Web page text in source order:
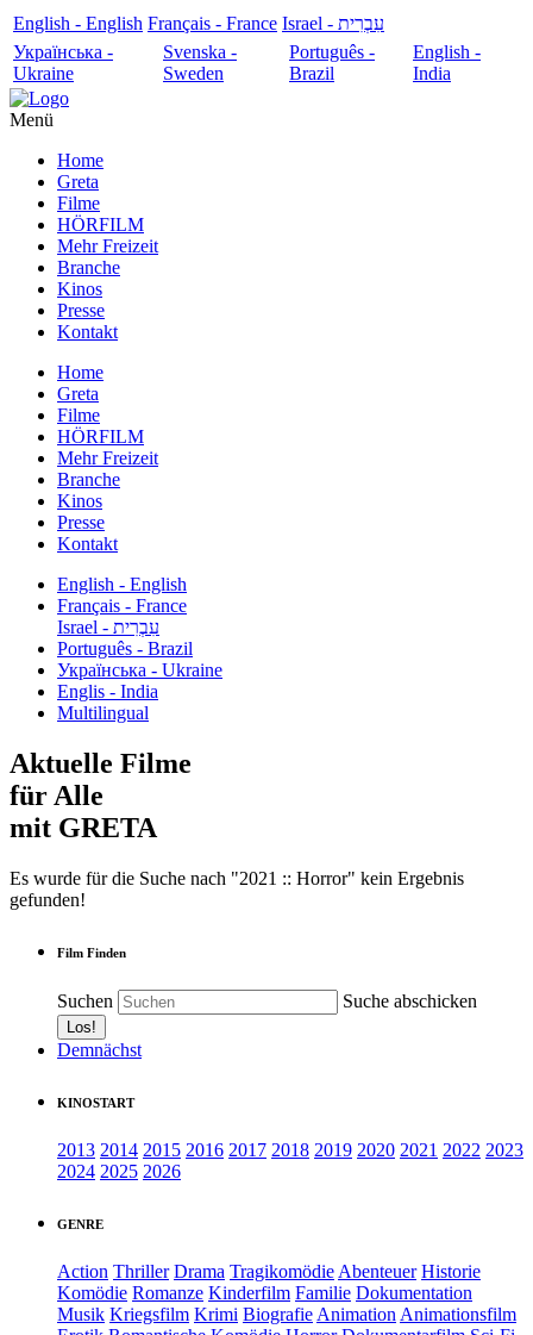
English - English Français - France
עִבְרִית - Israel
Українська -
Ukraine
Svenska -
Sweden
Português -
Brazil
English -
India
Menü
Home
Greta
Filme
HÖRFILM
Mehr Freizeit
Branche
Kinos
Presse
Kontakt
Home
Greta
Filme
HÖRFILM
Mehr Freizeit
Branche
Kinos
Presse
Kontakt
English - English
Français - France
עִבְרִית - Israel
Português - Brazil
Українська - Ukraine
Englis - India
Multilingual
Aktuelle Filme
für Alle
mit GRETA
Es wurde für die Suche nach "2021 :: Horror" kein Ergebnis
gefunden!
Film Finden
Suchen Suche abschicken
Demnächst
KINOSTART
2013 2014 2015 2016 2017 2018 2019 2020 2021 2022 2023
2024 2025 2026
GENRE
Action Thriller Drama Tragikomödie Abenteuer Historie
Komödie Romanze Kinderfilm Familie Dokumentation
Musik Kriegsfilm Krimi Biografie Animation Animationsfilm